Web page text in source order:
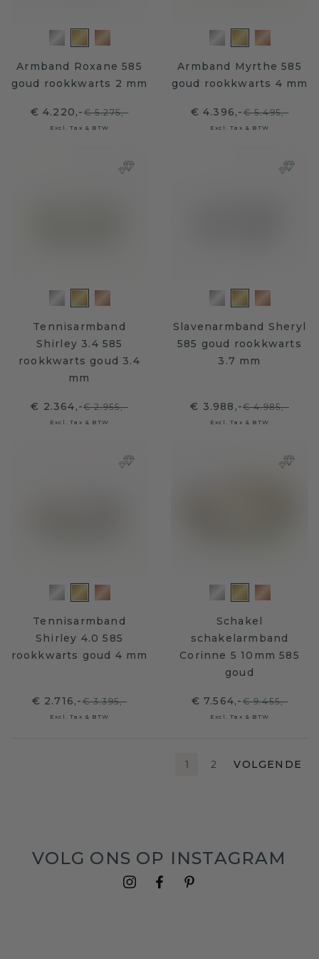
Armband Roxane 585
goud rookkwarts 2 mm
€ 4.220,-€ 5.275,-
Excl. Tax & BTW
Armband Myrthe 585
goud rookkwarts 4 mm
€ 4.396,-€ 5.495,-
Excl. Tax & BTW
Tennisarmband
Shirley 3.4 585
rookkwarts goud 3.4
mm
€ 2.364,-€ 2.955,-
Excl. Tax & BTW
Slavenarmband Sheryl
585 goud rookkwarts
3.7 mm
€ 3.988,-€ 4.985,-
Excl. Tax & BTW
Tennisarmband
Shirley 4.0 585
rookkwarts goud 4 mm
€ 2.716,-€ 3.395,-
Excl. Tax & BTW
Schakel
schakelarmband
Corinne 5 10mm 585
goud
€ 7.564,-€ 9.455,-
Excl. Tax & BTW
1 2 VOLGENDE
VOLG ONS OP INSTAGRAM